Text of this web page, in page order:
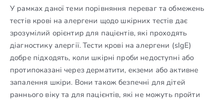
У рамках даної теми порівняння переваг та обмежень
тестів крові на алергени щодо шкірних тестів дає
зрозумілий орієнтир для пацієнтів, які проходять
діагностику алергії. Тести крові на алергени (sIgE)
добре підходять, коли шкірні проби недоступні або
протипоказані через дерматити, екземи або активне
запалення шкіри. Вони також безпечні для дітей
раннього віку та для пацієнтів, які не можуть пройти